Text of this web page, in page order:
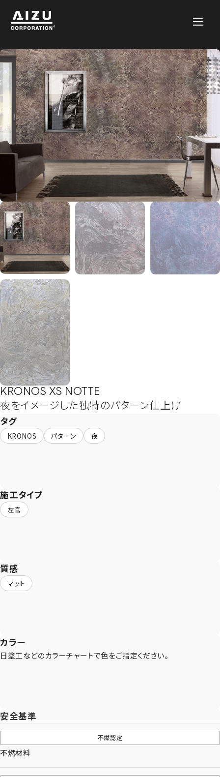
KRONOS XS NOTTE
夜をイメージした独特のパターン仕上げ
タグ
KRONOS パターン 夜
施工タイプ
左官
質感
マット
カラー
日塗工などのカラーチャートで色をご指定ください。
安全基準
不燃認定
不燃材料
わせください。
東京支社
〒154-0014
東京都世田谷区新町3-23-2
TEL：03-3420-8484
〒661-0021
兵庫県尼崎市名神町1丁目14-23
TEL : 06-6480-7428